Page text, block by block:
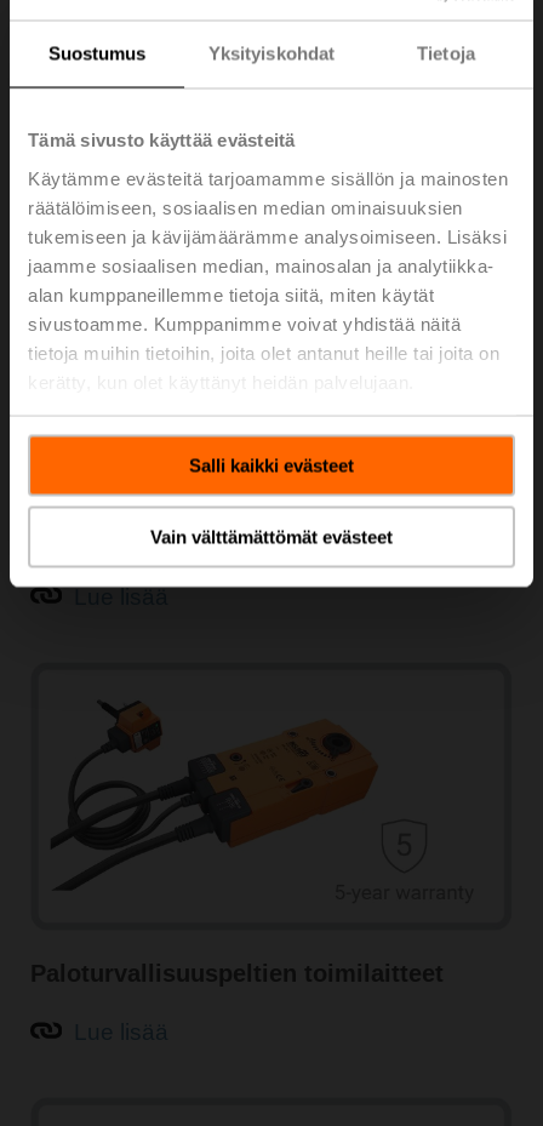
Suostumus Yksityiskohdat Tietoja
Tämä sivusto käyttää evästeitä
Käytämme evästeitä tarjoamamme sisällön ja mainosten
räätälöimiseen, sosiaalisen median ominaisuuksien
tukemiseen ja kävijämäärämme analysoimiseen. Lisäksi
jaamme sosiaalisen median, mainosalan ja analytiikka-
alan kumppaneillemme tietoja siitä, miten käytät
sivustoamme. Kumppanimme voivat yhdistää näitä
tietoja muihin tietoihin, joita olet antanut heille tai joita on
Salli kaikki evästeet
Vain välttämättömät evästeet
Lineaaritoimilaitteet
Paloturvallisuuspeltien toimilaitteet